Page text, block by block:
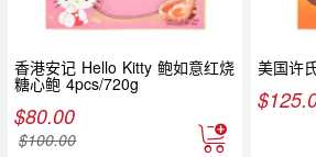
香港安记 Hello Kitty 鲍如意红烧
糖心鲍 4pcs/720g
$80.00
$100.00
美国许
$